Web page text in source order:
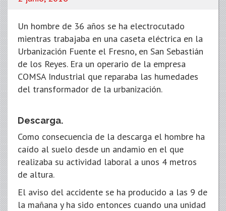
Un hombre de 36 años se ha electrocutado
mientras trabajaba en una caseta eléctrica en la
Urbanización Fuente el Fresno, en San Sebastián
de los Reyes. Era un operario de la empresa
COMSA Industrial que reparaba las humedades
del transformador de la urbanización.
Descarga.
Como consecuencia de la descarga el hombre ha
caído al suelo desde un andamio en el que
realizaba su actividad laboral a unos 4 metros
de altura.
El aviso del accidente se ha producido a las 9 de
la mañana y ha sido entonces cuando una unidad